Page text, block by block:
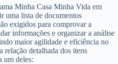
Minha Casa Minha Vida em
uma lista de documentos
exigidos para comprovar a
informações e organizar a análise
maior agilidade e eficiência no
relação detalhada dos itens
um deles: